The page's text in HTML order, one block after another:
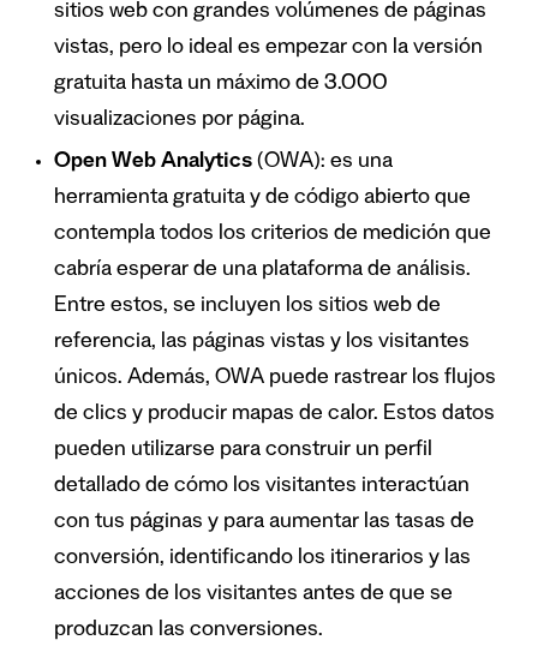
sitios web con grandes volúmenes de páginas
vistas, pero lo ideal es empezar con la versión
gratuita hasta un máximo de 3.000
visualizaciones por página.
Open Web Analytics (OWA): es una
herramienta gratuita y de código abierto que
contempla todos los criterios de medición que
cabría esperar de una plataforma de análisis.
Entre estos, se incluyen los sitios web de
referencia, las páginas vistas y los visitantes
únicos. Además, OWA puede rastrear los flujos
de clics y producir mapas de calor. Estos datos
pueden utilizarse para construir un perfil
detallado de cómo los visitantes interactúan
con tus páginas y para aumentar las tasas de
conversión, identificando los itinerarios y las
acciones de los visitantes antes de que se
produzcan las conversiones.